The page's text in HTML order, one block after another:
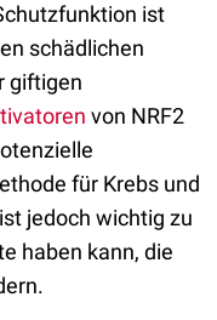
ist
schädlichen
giftigen
von NRF2
für Krebs und
jedoch wichtig zu
haben kann, die